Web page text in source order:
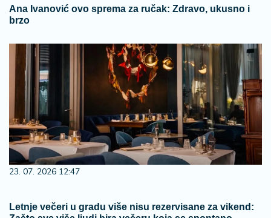
Ana Ivanović ovo sprema za ručak: Zdravo, ukusno i
brzo
23. 07. 2026 12:47
Letnje večeri u gradu više nisu rezervisane za vikend: